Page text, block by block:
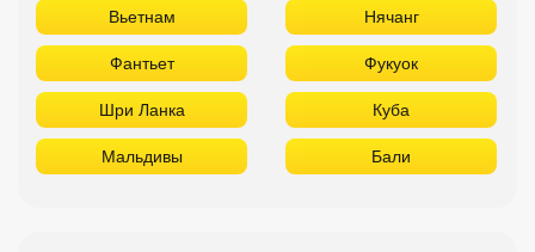
Вьетнам Нячанг
Фантьет Фукуок
Шри Ланка Куба
Мальдивы Бали